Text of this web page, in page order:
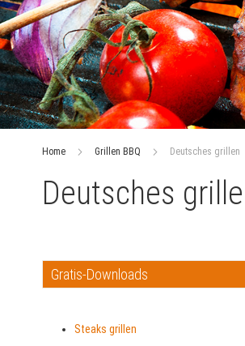
Home Grillen BBQ Deutsches grillen
Deutsches
Gratis-Downloads
Steaks grillen